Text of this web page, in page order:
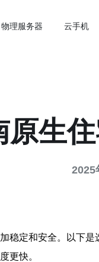
物理服务器 云手机
原生
2025
稳定和安全。以下是
更快。